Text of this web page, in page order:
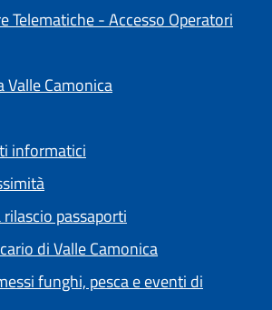
Telematiche - Accesso Operatori
Valle Camonica
informatici
passaporti
di Valle Camonica
funghi, pesca e eventi di